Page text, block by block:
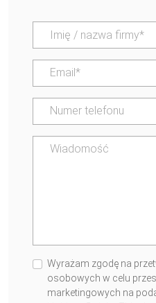
Wyrażam zgodę na
osobowych w celu
marketingowych na